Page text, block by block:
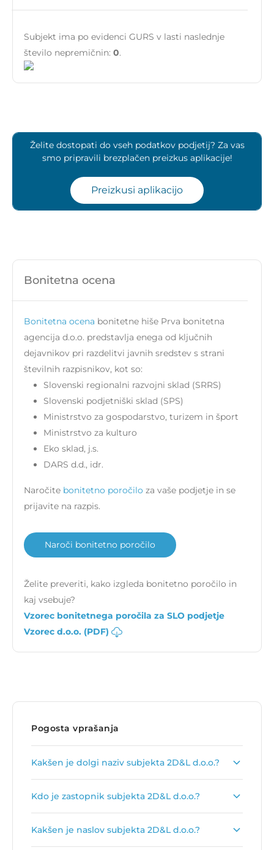
Subjekt ima po evidenci GURS v lasti naslednje
število nepremičnin: 0.
Želite dostopati do vseh podatkov podjetij? Za vas
smo pripravili brezplačen preizkus aplikacije!
Preizkusi aplikacijo
Bonitetna ocena
Bonitetna ocena bonitetne hiše Prva bonitetna
agencija d.o.o. predstavlja enega od ključnih
dejavnikov pri razdelitvi javnih sredstev s strani
številnih razpisnikov, kot so:
Slovenski regionalni razvojni sklad (SRRS)
Slovenski podjetniški sklad (SPS)
Ministrstvo za gospodarstvo, turizem in šport
Ministrstvo za kulturo
Eko sklad, j.s.
DARS d.d., idr.
Naročite bonitetno poročilo za vaše podjetje in se
prijavite na razpis.
Naroči bonitetno poročilo
Želite preveriti, kako izgleda bonitetno poročilo in
kaj vsebuje?
Vzorec bonitetnega poročila za SLO podjetje
Vzorec d.o.o. (PDF)
Pogosta vprašanja
Kakšen je dolgi naziv subjekta 2D&L d.o.o.?
Kdo je zastopnik subjekta 2D&L d.o.o.?
Kakšen je naslov subjekta 2D&L d.o.o.?